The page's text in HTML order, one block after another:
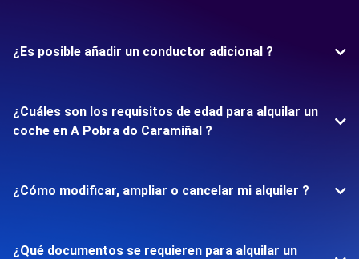
¿Es posible añadir un conductor adicional ?
¿Cuáles son los requisitos de edad para alquilar un
coche en A Pobra do Caramiñal ?
¿Cómo modificar, ampliar o cancelar mi alquiler ?
¿Qué documentos se requieren para alquilar un